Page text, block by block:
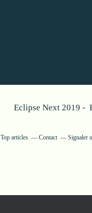
Eclipse Next 2019 -
Top articles Contact Signaler